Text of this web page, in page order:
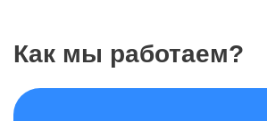
Как мы работаем?